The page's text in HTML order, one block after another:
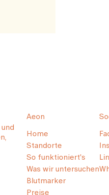
Aeon
Home
Standorte
So funktioniert's
Was wir untersuchen
Blutmarker
Preise